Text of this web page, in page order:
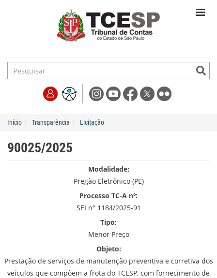
Início Transparência Licitação
90025/2025
Modalidade:
Pregão Eletrônico (PE)
Processo TC-A nº:
SEI n° 1184/2025-91
Tipo:
Menor Preço
Objeto:
Prestação de serviços de manutenção preventiva e corretiva dos
veículos que compõem a frota do TCESP, com fornecimento de